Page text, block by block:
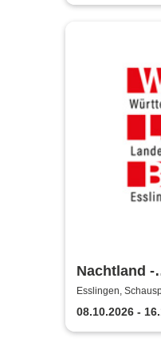
Nachtland -
Esslingen,
08.10.2026 -